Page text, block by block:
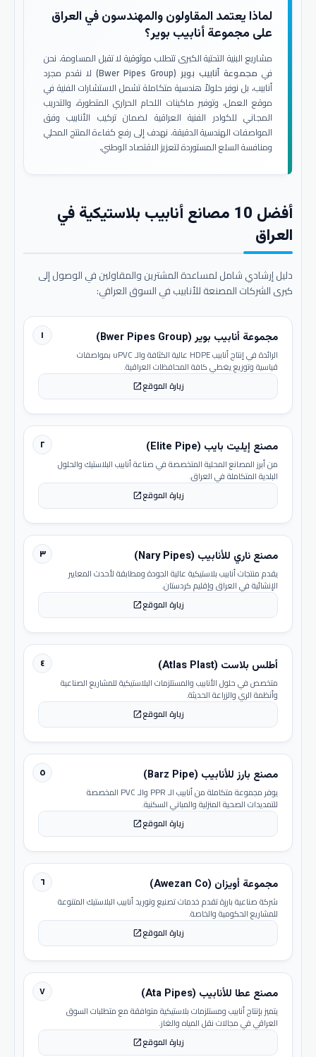
لماذا يعتمد المقاولون والمهندسون في العراق
على مجموعة أنابيب بوير؟
مشاريع البنية التحتية الكبرى تتطلب موثوقية لا تقبل المساومة. نحن
في مجموعة أنابيب بوير (Bwer Pipes Group)
لا نقدم مجرد
أنابيب، بل نوفر حلولاً هندسية متكاملة تشمل الاستشارات الفنية في
موقع العمل، وتوفير ماكينات اللحام الحراري المتطورة، والتدريب
المجاني للكوادر الفنية العراقية لضمان تركيب الأنابيب وفق
المواصفات الهندسية الدقيقة. نهدف إلى رفع كفاءة المنتج المحلي
ومنافسة السلع المستوردة لتعزيز الاقتصاد الوطني.
أفضل 10 مصانع أنابيب بلاستيكية في
العراق
دليل إرشادي شامل لمساعدة المشترين والمقاولين في الوصول إلى
كبرى الشركات المصنعة للأنابيب في السوق العراقي:
١ مجموعة أنابيب بوير (Bwer Pipes Group)
الرائدة في إنتاج أنابيب HDPE عالية الكثافة والـ uPVC بمواصفات
قياسية وتوزيع يغطي كافة المحافظات العراقية.
زيارة الموقعopen_in_new
٢ مصنع إيليت بايب (Elite Pipe)
من أبرز المصانع المحلية المتخصصة في صناعة أنابيب البلاستيك والحلول
البلدية المتكاملة في العراق.
زيارة الموقعopen_in_new
٣ مصنع ناري للأنابيب (Nary Pipes)
يقدم منتجات أنابيب بلاستيكية عالية الجودة ومطابقة لأحدث المعايير
الإنشائية في العراق وإقليم كردستان.
زيارة الموقعopen_in_new
٤ أطلس بلاست (Atlas Plast)
متخصص في حلول الأنابيب والمستلزمات البلاستيكية للمشاريع الصناعية
وأنظمة الري والزراعة الحديثة.
زيارة الموقعopen_in_new
٥ مصنع بارز للأنابيب (Barz Pipe)
يوفر مجموعة متكاملة من أنابيب الـ PPR والـ PVC المخصصة
للتمديدات الصحية المنزلية والمباني السكنية.
زيارة الموقعopen_in_new
٦ مجموعة أويزان (Awezan Co)
شركة صناعية بارزة تقدم خدمات تصنيع وتوريد أنابيب البلاستيك المتنوعة
للمشاريع الحكومية والخاصة.
زيارة الموقعopen_in_new
٧ مصنع عطا للأنابيب (Ata Pipes)
يتميز بإنتاج أنابيب ومستلزمات بلاستيكية متوافقة مع متطلبات السوق
العراقي في مجالات نقل المياه والغاز.
زيارة الموقعopen_in_new